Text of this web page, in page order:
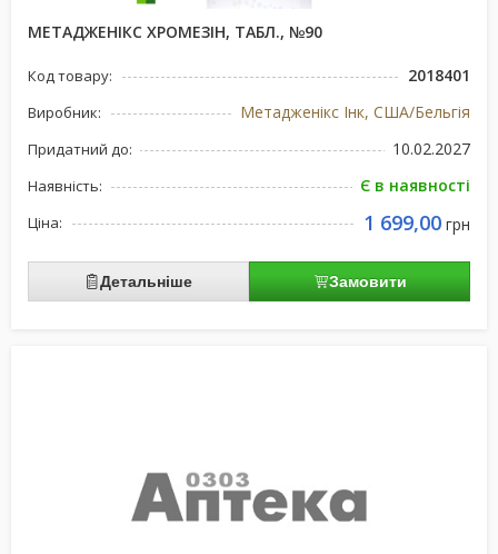
МЕТАДЖЕНІКС ХРОМЕЗІН, ТАБЛ., №90
Код товару: 2018401
Виробник: Метадженікс Інк, США/Бельгія
Придатний до: 10.02.2027
Наявність: Є в наявності
Ціна: 1 699,00 грн
Детальніше Замовити